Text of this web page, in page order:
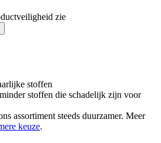
zie
stoffen
stoffen die schadelijk zijn voor
assortiment steeds duurzamer. Meer
keuze.